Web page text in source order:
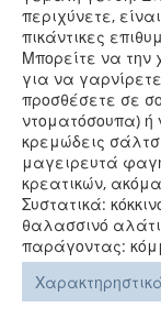
περιχύνετε,
πικάντικες
Μπορείτε να την
για να
προσθέσετε σε
ντοματόσουπα)
κρεμώδεις
μαγειρευτά
κρεατικών,
Συστατικά:
θαλασσινό
παράγοντας: